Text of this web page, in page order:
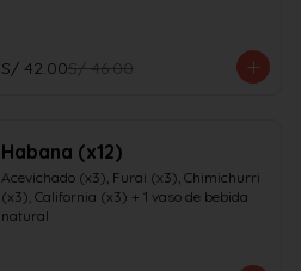
S/ 42.00S/ 46.00
Habana (x12)
Acevichado (x3), Furai (x3), Chimichurri
(x3), California (x3) + 1 vaso de bebida
natural